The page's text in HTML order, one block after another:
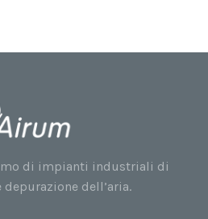
di impianti industriali di
depurazione dell’aria.